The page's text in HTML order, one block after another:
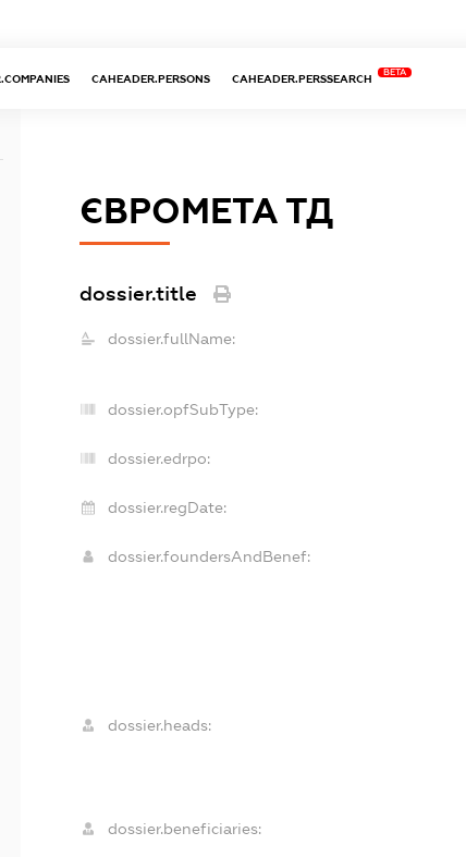
CAHEADER.PERSONS CAHEADER.PERSSEARCH
BETA
ЄВРОМЕТА ТД
dossier.title
dossier.fullName:
dossier.opfSubType:
dossier.edrpo:
dossier.regDate:
dossier.foundersAndBenef:
dossier.heads:
dossier.beneficiaries: